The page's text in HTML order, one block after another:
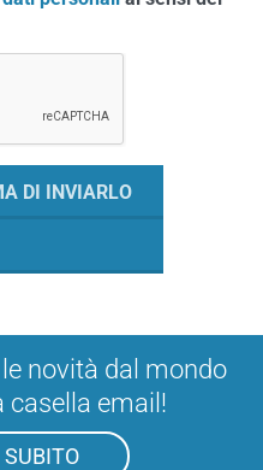
novità dal mondo
casella email!